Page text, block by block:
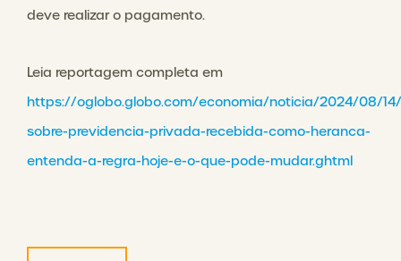
deve realizar o pagamento.
Leia reportagem completa em
https://oglobo.globo.com/economia/noticia/2024/08/
sobre-previdencia-privada-recebida-como-heranca-
entenda-a-regra-hoje-e-o-que-pode-mudar.ghtml